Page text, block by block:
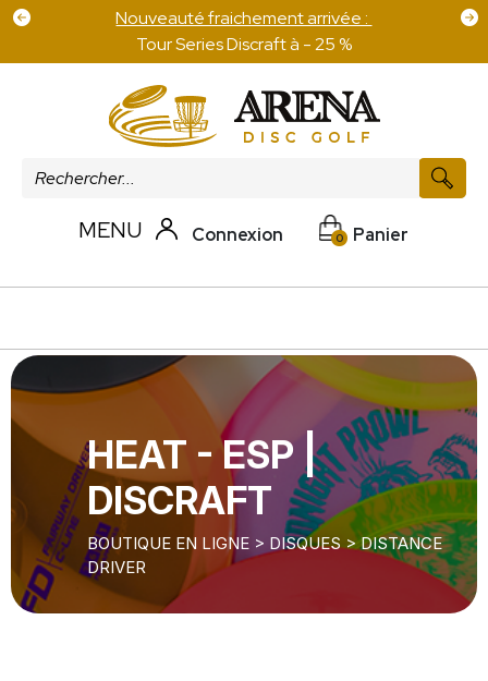
Frais de port offert pour 100 € d'achat sur les
disques
MENU Connexion 0 Panier
HEAT - ESP |
DISCRAFT
BOUTIQUE EN LIGNE > DISQUES>DISTANCE
DRIVER